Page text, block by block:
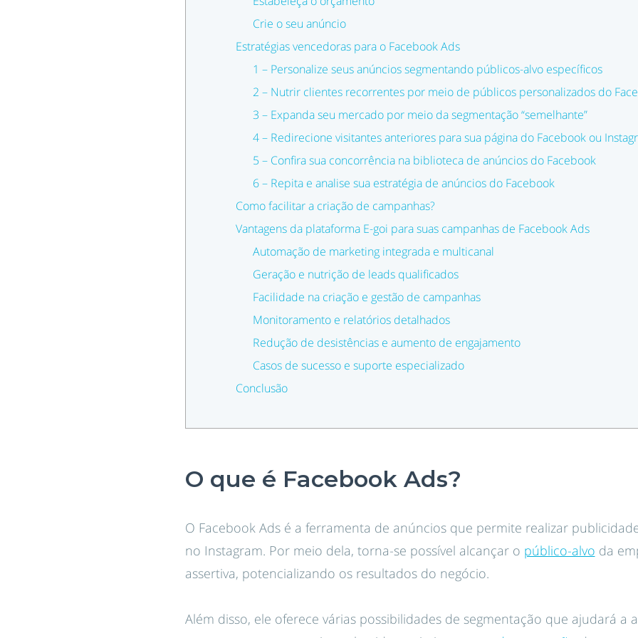
Crie o seu anúncio
Estratégias vencedoras para o Facebook Ads
1 – Personalize seus anúncios segmentando públicos-alvo específicos
2 – Nutrir clientes recorrentes por meio de públicos personalizados do
3 – Expanda seu mercado por meio da segmentação “semelhante”
4 – Redirecione visitantes anteriores para sua página do Facebook ou
5 – Confira sua concorrência na biblioteca de anúncios do Facebook
6 – Repita e analise sua estratégia de anúncios do Facebook
Como facilitar a criação de campanhas?
Vantagens da plataforma E-goi para suas campanhas de Facebook Ads
Automação de marketing integrada e multicanal
Geração e nutrição de leads qualificados
Facilidade na criação e gestão de campanhas
Monitoramento e relatórios detalhados
Redução de desistências e aumento de engajamento
Casos de sucesso e suporte especializado
Conclusão
O que é Facebook Ads?
O Facebook Ads é a ferramenta de anúncios que permite realizar
no Instagram. Por meio dela, torna-se possível alcançar o público-alvo da
assertiva, potencializando os resultados do negócio.
Além disso, ele oferece várias possibilidades de segmentação que ajudará a